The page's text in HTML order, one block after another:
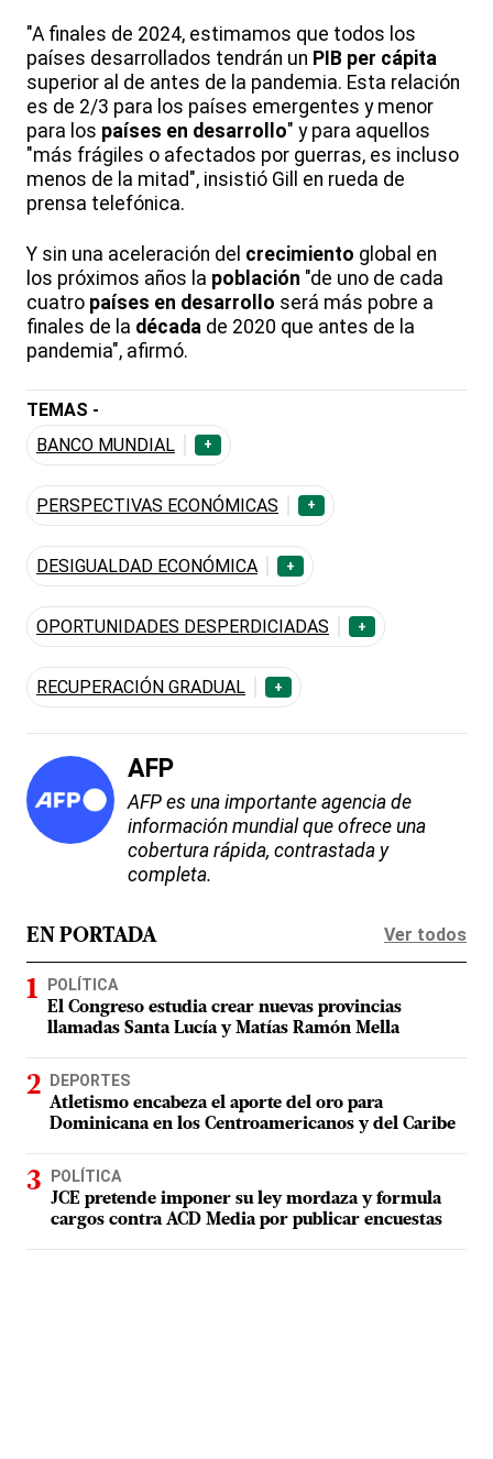
"A finales de 2024, estimamos que todos los
países desarrollados tendrán un PIB per cápita
superior al de antes de la pandemia. Esta relación
es de 2/3 para los países emergentes y menor
para los países en desarrollo" y para aquellos
"más frágiles o afectados por guerras, es incluso
menos de la mitad", insistió Gill en rueda de
prensa telefónica.
Y sin una aceleración del crecimiento global en
los próximos años la población "de uno de cada
cuatro países en desarrollo será más pobre a
finales de la década de 2020 que antes de la
pandemia", afirmó.
TEMAS -
BANCO MUNDIAL
+
PERSPECTIVAS ECONÓMICAS +
DESIGUALDAD ECONÓMICA +
OPORTUNIDADES DESPERDICIADAS +
RECUPERACIÓN GRADUAL +
AFP
AFP es una importante agencia de
información mundial que ofrece una
cobertura rápida, contrastada y
completa.
EN PORTADA Ver todos
POLÍTICA
El Congreso estudia crear nuevas provincias
llamadas Santa Lucía y Matías Ramón Mella
DEPORTES
Atletismo encabeza el aporte del oro para
Dominicana en los Centroamericanos y del Caribe
POLÍTICA
JCE pretende imponer su ley mordaza y formula
cargos contra ACD Media por publicar encuestas